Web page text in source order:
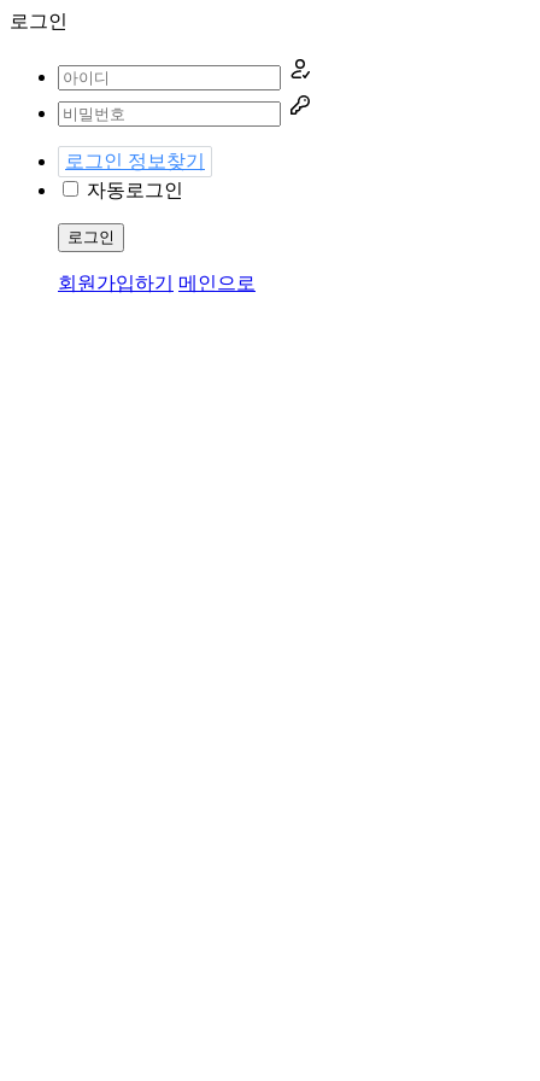
로그인
로그인 정보찾기
자동로그인
로그인
회원가입하기 메인으로